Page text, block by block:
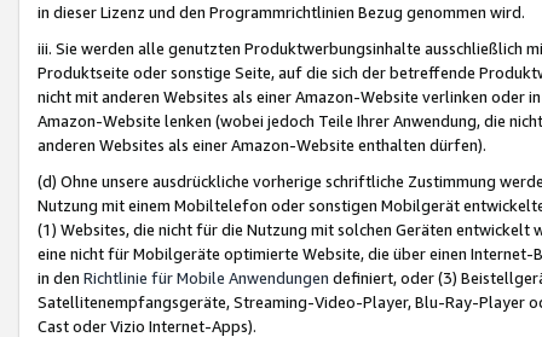
in dieser Lizenz und den Programmrichtlinien Bezug genommen wird.
iii. Sie werden alle genutzten Produktwerbungsinhalte ausschließlich
Produktseite oder sonstige Seite, auf die sich der betreffende
nicht mit anderen Websites als einer Amazon-Website verlinken oder
Amazon-Website lenken (wobei jedoch Teile Ihrer Anwendung, die
anderen Websites als einer Amazon-Website enthalten dürfen).
(d) Ohne unsere ausdrückliche vorherige schriftliche Zustimmung
Nutzung mit einem Mobiltelefon oder sonstigen Mobilgerät
(1) Websites, die nicht für die Nutzung mit solchen Geräten
eine nicht für Mobilgeräte optimierte Website, die über einen
in den Richtlinie für Mobile Anwendungen definiert, oder (3)
Satellitenempfangsgeräte, Streaming-Video-Player, Blu-Ray-Player
Cast oder Vizio Internet-Apps).